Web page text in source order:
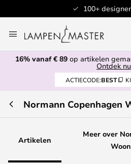
100+
naar
de
inhoud
16% vanaf € 89 op artikelen
Ontdek nu
ACTIECODE:BEST
Normann Copenhagen
Artikelen
Meer over